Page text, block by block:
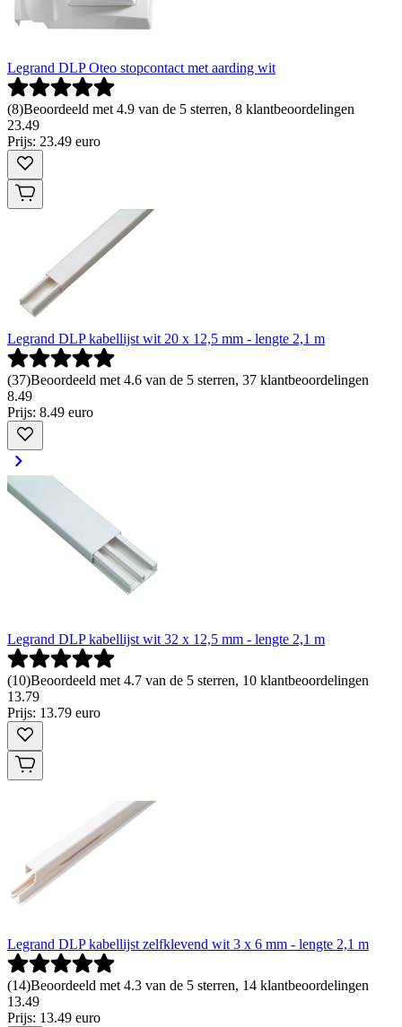
Legrand DLP Oteo stopcontact met aarding wit
(8)Beoordeeld met 4.9 van de 5 sterren, 8 klantbeoordelingen
23.49
Prijs: 23.49 euro
Legrand DLP kabellijst wit 20 x 12,5 mm - lengte 2,1 m
(37)Beoordeeld met 4.6 van de 5 sterren, 37 klantbeoordelingen
8.49
Prijs: 8.49 euro
Legrand DLP kabellijst wit 32 x 12,5 mm - lengte 2,1 m
(10)Beoordeeld met 4.7 van de 5 sterren, 10 klantbeoordelingen
13.79
Prijs: 13.79 euro
Legrand DLP kabellijst zelfklevend wit 3 x 6 mm - lengte 2,1 m
(14)Beoordeeld met 4.3 van de 5 sterren, 14 klantbeoordelingen
13.49
Prijs: 13.49 euro